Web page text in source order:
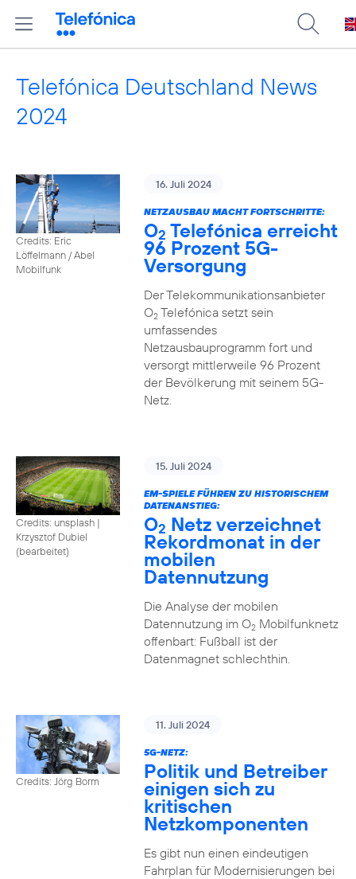
Telefónica Deutschland News
2024
Credits: Eric
Löffelmann / Abel
Mobilfunk
16. Juli 2024
NETZAUSBAU MACHT FORTSCHRITTE:
O2 Telefónica erreicht
96 Prozent 5G-
Versorgung
Der Telekommunikationsanbieter
O2Telefónica setzt sein
umfassendes
Netzausbauprogramm fort und
versorgt mittlerweile 96 Prozent
der Bevölkerung mit seinem 5G-
Netz.
Credits: unsplash |
Krzysztof Dubiel
(bearbeitet)
15. Juli 2024
EM-SPIELE FÜHREN ZU HISTORISCHEM
DATENANSTIEG:
O2 Netz verzeichnet
Rekordmonat in der
mobilen
Datennutzung
Die Analyse der mobilen
Datennutzung im O2Mobilfunknetz
offenbart: Fußball ist der
Datenmagnet schlechthin.
Credits: Jörg Borm
11. Juli 2024
5G-NETZ:
Politik und Betreiber
einigen sich zu
kritischen
Netzkomponenten
Es gibt nun einen eindeutigen
Fahrplan für Modernisierungen bei